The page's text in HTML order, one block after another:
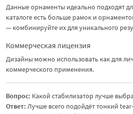
Данные орнаменты идеально подходят
каталоге есть больше рамок и
— комбинируйте их для уникального
Коммерческая лицензия
Дизайны можно использовать как для
коммерческого применения.
Вопрос: Какой стабилизатор лучше
Ответ: Лучше всего подойдёт тонкий